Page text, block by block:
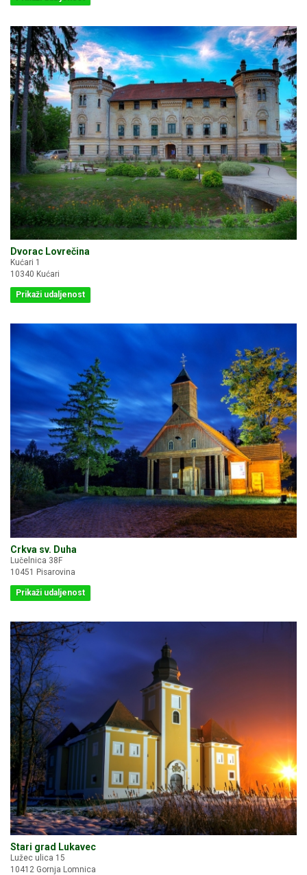
Dvorac Lovrečina
Kućari 1
10340 Kućari
Prikaži udaljenost
Crkva sv. Duha
Lučelnica 38F
10451 Pisarovina
Prikaži udaljenost
Stari grad Lukavec
Lužec ulica 15
10412 Gornja Lomnica